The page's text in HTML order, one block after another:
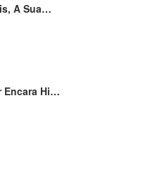
A Sua…
Encara Hi…